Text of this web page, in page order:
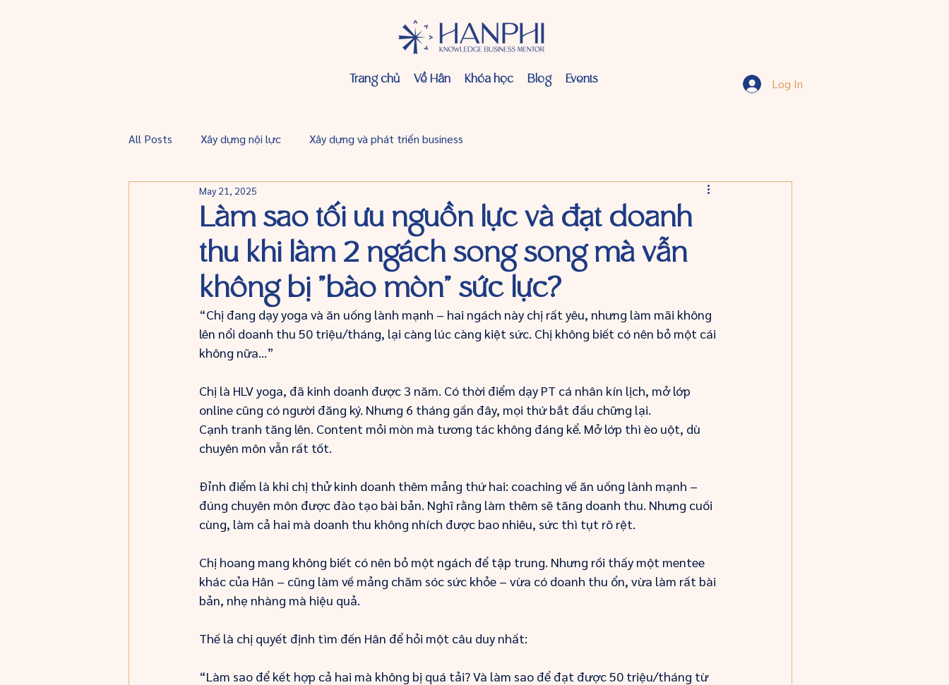
Trang chủ Về Hân Khóa học Blog Events Log In
All Posts Xây dựng nội lực Xây dựng và phát triển business
Làm sao tối ưu nguồn lực và đạt doanh
thu khi làm 2 ngách song song mà vẫn
không bị "bào mòn" sức lực?
May 21, 2025
“Chị đang dạy yoga và ăn uống lành mạnh – hai ngách này chị rất yêu, nhưng làm mãi không
lên nổi doanh thu 50 triệu/tháng, lại càng lúc càng kiệt sức. Chị không biết có nên bỏ một cái
không nữa…”
Chị là HLV yoga, đã kinh doanh được 3 năm. Có thời điểm dạy PT cá nhân kín lịch, mở lớp
online cũng có người đăng ký. Nhưng 6 tháng gần đây, mọi thứ bắt đầu chững lại.
Cạnh tranh tăng lên. Content mỏi mòn mà tương tác không đáng kể. Mở lớp thì èo uột, dù
chuyên môn vẫn rất tốt.
Đỉnh điểm là khi chị thử kinh doanh thêm mảng thứ hai: coaching về ăn uống lành mạnh –
đúng chuyên môn được đào tạo bài bản. Nghĩ rằng làm thêm sẽ tăng doanh thu. Nhưng cuối
cùng, làm cả hai mà doanh thu không nhích được bao nhiêu, sức thì tụt rõ rệt.
Chị hoang mang không biết có nên bỏ một ngách để tập trung. Nhưng rồi thấy một mentee
khác của Hân – cũng làm về mảng chăm sóc sức khỏe – vừa có doanh thu ổn, vừa làm rất bài
bản, nhẹ nhàng mà hiệu quả.
Thế là chị quyết định tìm đến Hân để hỏi một câu duy nhất:
“Làm sao để kết hợp cả hai mà không bị quá tải? Và làm sao để đạt được 50 triệu/tháng từ